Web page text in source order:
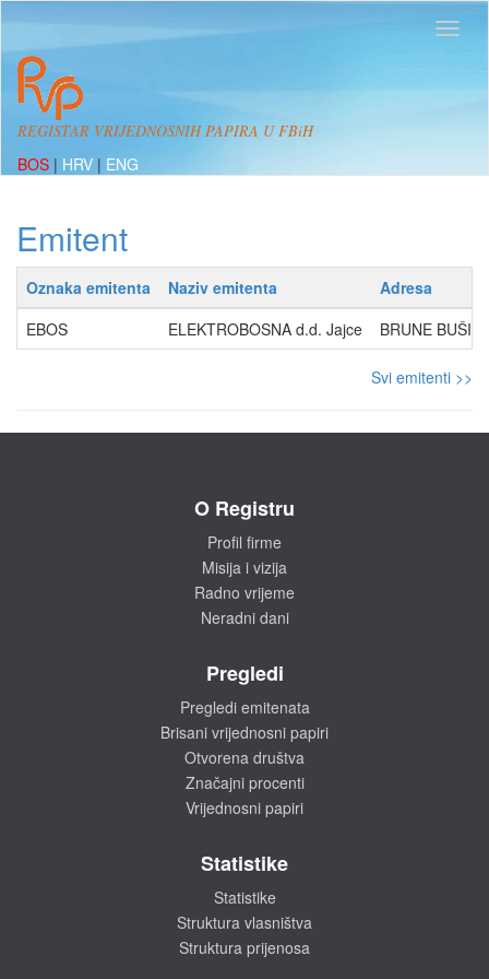
REGISTAR VRIJEDNOSNIH PAPIRA U FBiH
BOS | HRV | ENG
Emitent
Oznaka emitenta Naziv emitenta
Adresa
EBOS
ELEKTROBOSNA d.d. Jajce BRUNE
Svi emitenti >>
O Registru
Profil firme
Misija i vizija
Radno vrijeme
Neradni dani
Pregledi
Pregledi emitenata
Brisani vrijednosni papiri
Otvorena društva
Značajni procenti
Vrijednosni papiri
Statistike
Statistike
Struktura vlasništva
Struktura prijenosa